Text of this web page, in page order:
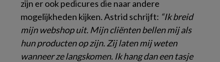
zijn er ook pedicures die naar andere
mogelijkheden kijken. Astrid schrijft: “Ik breid
mijn webshop uit. Mijn cliënten bellen mij als
hun producten op zijn. Zij laten mij weten
wanneer ze langskomen. Ik hang dan een tasje